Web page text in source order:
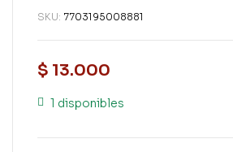
SKU: 7703195008881
$ 13.000
1 disponibles